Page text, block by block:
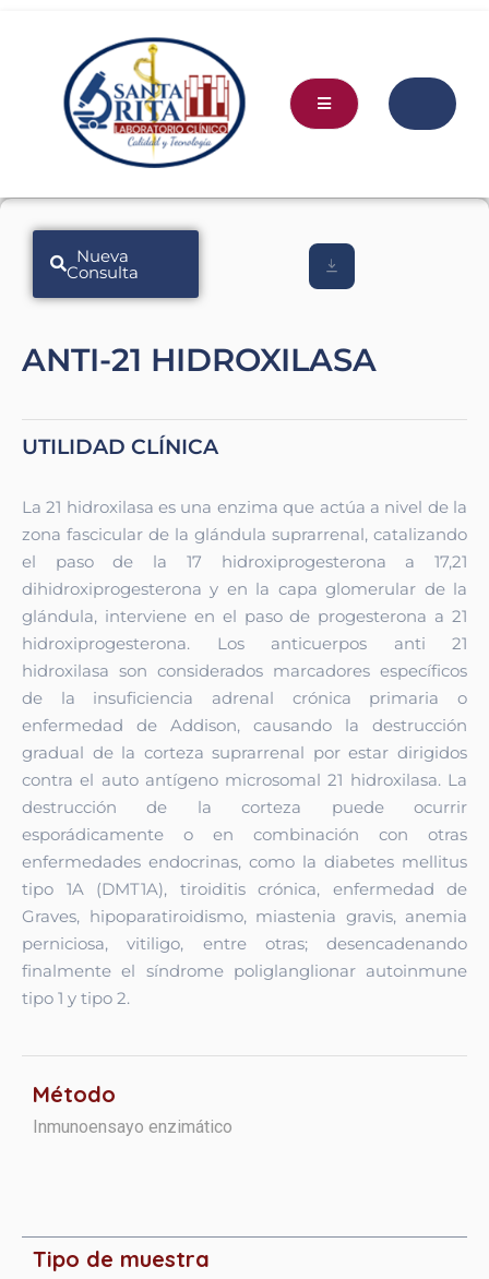
Nueva
Consulta
ANTI-21 HIDROXILASA
UTILIDAD CLÍNICA
La 21 hidroxilasa es una enzima que actúa a nivel de la
zona fascicular de la glándula suprarrenal, catalizando
el paso de la 17 hidroxiprogesterona a 17,21
dihidroxiprogesterona y en la capa glomerular de la
glándula, interviene en el paso de progesterona a 21
hidroxiprogesterona. Los anticuerpos anti 21
hidroxilasa son considerados marcadores específicos
de la insuficiencia adrenal crónica primaria o
enfermedad de Addison, causando la destrucción
gradual de la corteza suprarrenal por estar dirigidos
contra el auto antígeno microsomal 21 hidroxilasa. La
destrucción de la corteza puede ocurrir
esporádicamente o en combinación con otras
enfermedades endocrinas, como la diabetes mellitus
tipo 1A (DMT1A), tiroiditis crónica, enfermedad de
Graves, hipoparatiroidismo, miastenia gravis, anemia
perniciosa, vitiligo, entre otras; desencadenando
finalmente el síndrome poliglanglionar autoinmune
tipo 1 y tipo 2.
Método
Inmunoensayo enzimático
Tipo de muestra